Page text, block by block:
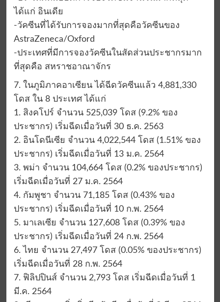
ได้แก่ อินเดีย
-วัคซีนที่ได้รับการจองมากที่สุดคือวัคซีนของ
AstraZeneca/Oxford
-ประเทศที่มีการจองวัคซีนในสัดส่วนประชากรมาก
ที่สุดคือ สหราชอาณาจักร
7. ในภูมิภาคอาเซียน ได้ฉีดวัคซีนแล้ว 4,881,330
โดส ใน 8 ประเทศ ได้แก่
1. สิงคโปร์ จำนวน 525,039 โดส (9.2% ของ
ประชากร) เริ่มฉีดเมื่อวันที่ 30 ธ.ค. 2563
2. อินโดนีเซีย จำนวน 4,022,544 โดส (1.51% ของ
ประชากร) เริ่มฉีดเมื่อวันที่ 13 ม.ค. 2564
3. พม่า จำนวน 104,664 โดส (0.2% ของประชากร)
เริ่มฉีดเมื่อวันที่ 27 ม.ค. 2564
4. กัมพูชา จำนวน 71,185 โดส (0.43% ของ
ประชากร) เริ่มฉีดเมื่อวันที่ 10 ก.พ. 2564
5. มาเลเซีย จำนวน 127,608 โดส (0.39% ของ
ประชากร) เริ่มฉีดเมื่อวันที่ 24 ก.พ. 2564
6. ไทย จำนวน 27,497 โดส (0.05% ของประชากร)
เริ่มฉีดเมื่อวันที่ 28 ก.พ. 2564
7. ฟิลิปปินส์ จำนวน 2,793 โดส เริ่มฉีดเมื่อวันที่ 1
มี.ค. 2564